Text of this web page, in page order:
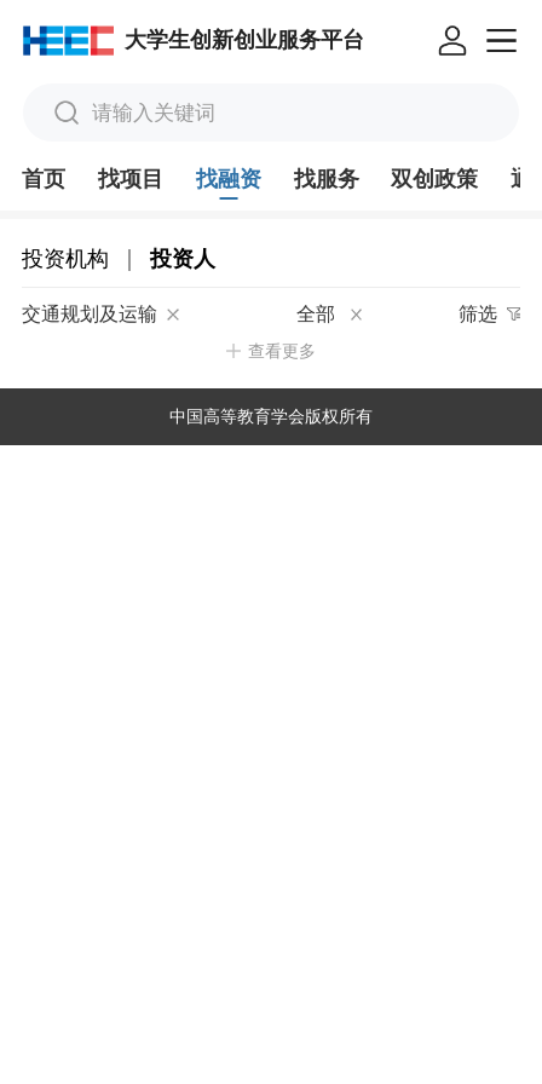
大学生创新创业服务平台
请输入关键词
首页 找项目 找融资 找服务 双创政策 通
投资机构 | 投资人
交通规划及运输 全部 筛选
查看更多
中国高等教育学会版权所有